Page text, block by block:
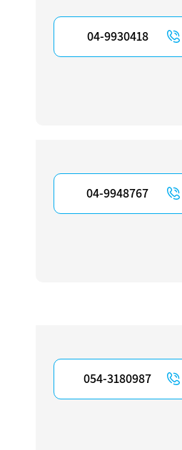
04-9930418
04-9948767
054-3180987